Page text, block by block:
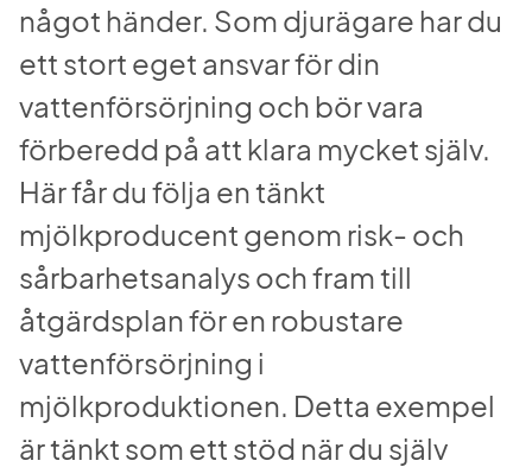
något händer. Som djurägare har du
ett stort eget ansvar för din
vattenförsörjning och bör vara
förberedd på att klara mycket själv.
Här får du följa en tänkt
mjölkproducent genom risk- och
sårbarhetsanalys och fram till
åtgärdsplan för en robustare
vattenförsörjning i
mjölkproduktionen. Detta exempel
är tänkt som ett stöd när du själv